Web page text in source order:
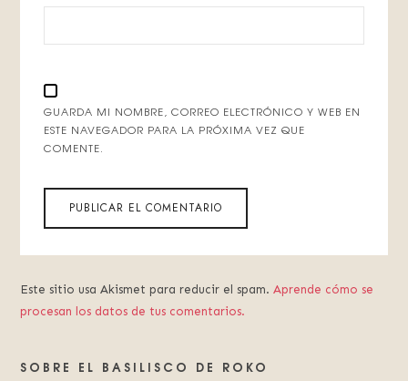
GUARDA MI NOMBRE, CORREO ELECTRÓNICO Y WEB EN
ESTE NAVEGADOR PARA LA PRÓXIMA VEZ QUE
COMENTE.
Este sitio usa Akismet para reducir el spam.Aprende cómo se
procesan los datos de tus comentarios.
SOBRE EL BASILISCO DE ROKO